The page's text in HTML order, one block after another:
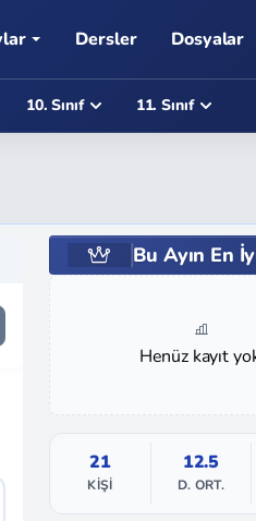
Dersler Dosyalar
10. Sınıf 11. Sınıf
Bu Ayın En
Henüz kayıt
21
KIŞI
12.5
D. ORT.